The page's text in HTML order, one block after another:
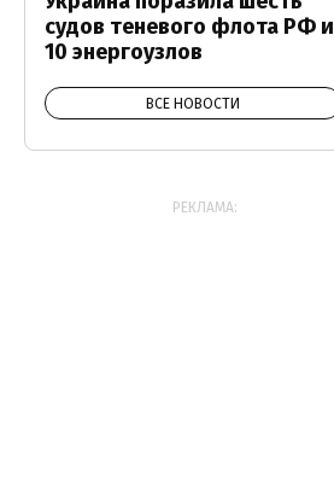
судов теневого флота РФ и
10 энергоузлов
ВСЕ НОВОСТИ
РЕКЛАМА: